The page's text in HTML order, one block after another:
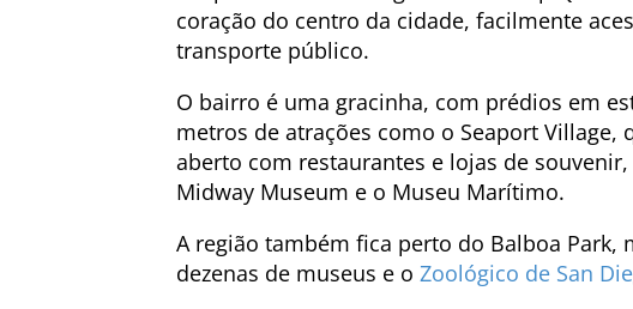
coração do centro da cidade, facilmente
transporte público.
O bairro é uma gracinha, com prédios em
metros de atrações como o Seaport
aberto com restaurantes e lojas de
Midway Museum e o Museu Marítimo.
A região também fica perto do Balboa Park,
dezenas de museus e o Zoológico de San